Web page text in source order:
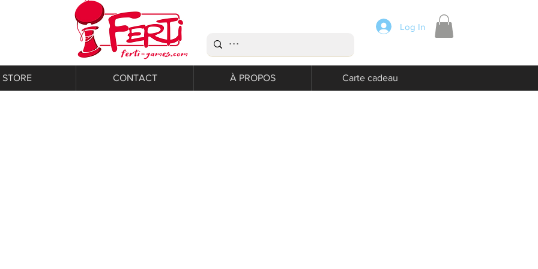
Log In
STORE CONTACT À PROPOS Carte cadeau